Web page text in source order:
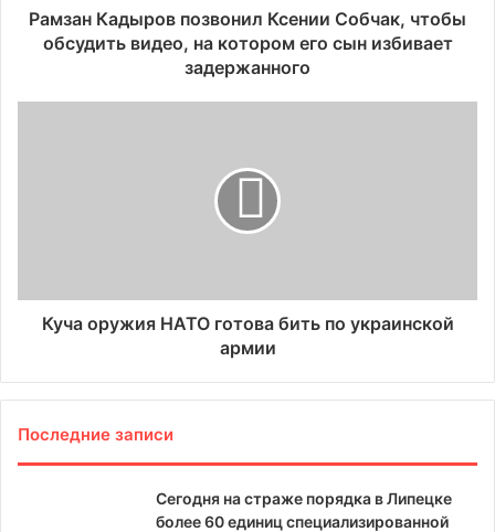
Рамзан Кадыров позвонил Ксении Собчак, чтобы
обсудить видео, на котором его сын избивает
задержанного
Куча оружия НАТО готова бить по украинской
армии
Последние записи
Сегодня на страже порядка в Липецке
более 60 единиц специализированной